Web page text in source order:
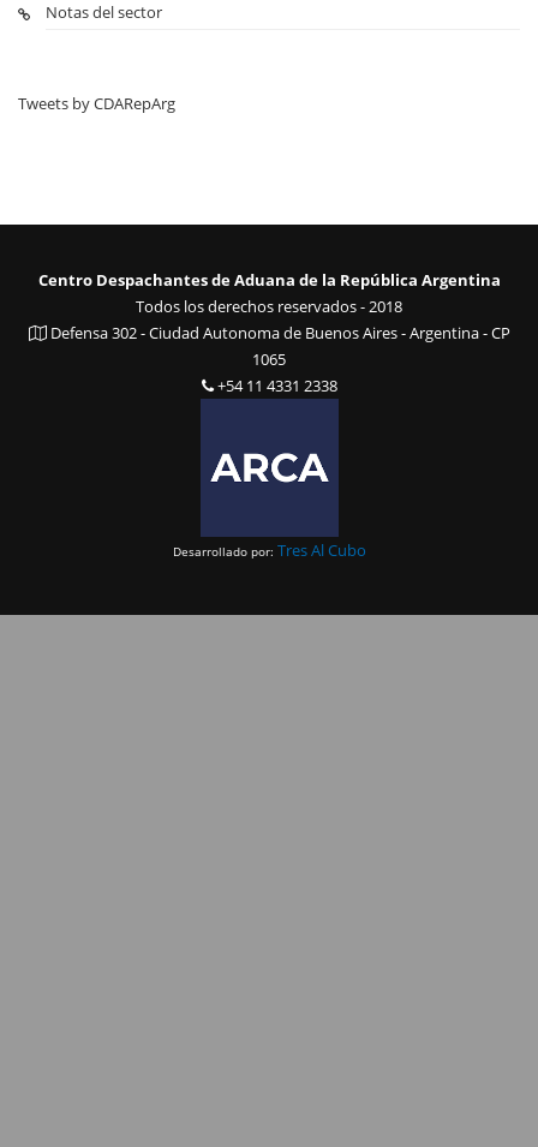
Notas del sector
Tweets by CDARepArg
Centro Despachantes de Aduana de la República Argentina
Todos los derechos reservados - 2018
Defensa 302 - Ciudad Autonoma de Buenos Aires - Argentina - CP
1065
+54 11 4331 2338
Desarrollado por: Tres Al Cubo